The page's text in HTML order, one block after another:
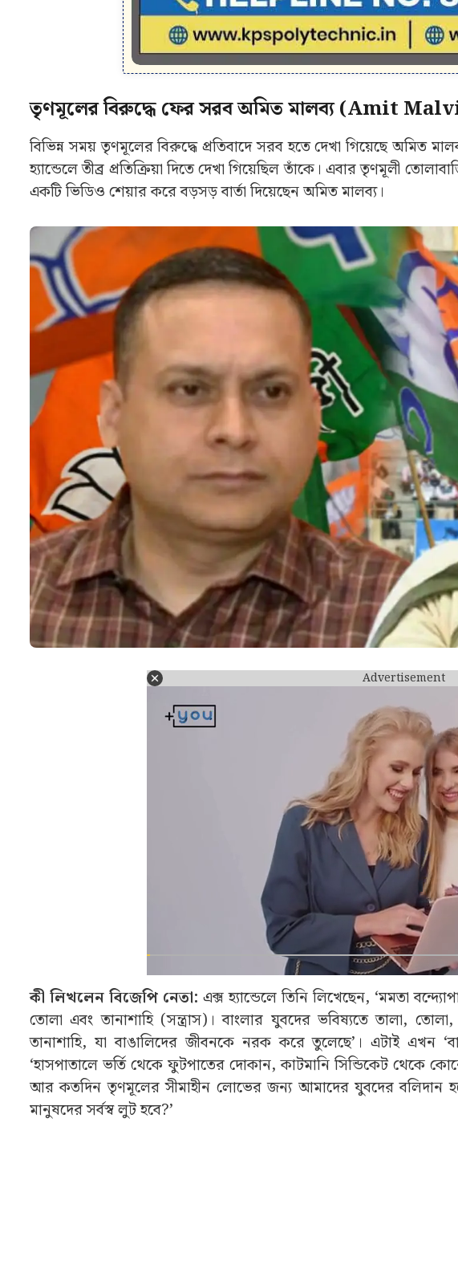
তৃণমূলের বিরুদ্ধে ফের সরব অমিত মালব্য (Amit
বিভিন্ন সময় তৃণমূলের বিরুদ্ধে প্রতিবাদে সরব হতে দেখা গিয়েছে অমিত
হ্যান্ডেলে তীব্র প্রতিক্রিয়া দিতে দেখা গিয়েছিল তাঁকে। এবার তৃণমূলী
একটি ভিডিও শেয়ার করে বড়সড় বার্তা দিয়েছেন অমিত মালব্য।
Advertisement
কী লিখলেন বিজেপি নেতা: এক্স হ্যান্ডেলে তিনি লিখেছেন, ‘মমতা
তোলা এবং তানাশাহি (সন্ত্রাস)। বাংলার যুবদের ভবিষ্যতে তালা,
তানাশাহি, যা বাঙালিদের জীবনকে নরক করে তুলেছে’। এটাই এখন
‘হাসপাতালে ভর্তি থেকে ফুটপাতের দোকান, কাটমানি সিন্ডিকেট থেকে
আর কতদিন তৃণমূলের সীমাহীন লোভের জন্য আমাদের যুবদের বলিদান
মানুষদের সর্বস্ব লুট হবে?’